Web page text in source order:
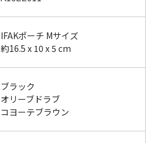
IFAKポーチ Mサイズ
約16.5 x 10 x 5 cm
ブラック
オリーブドラブ
コヨーテブラウン